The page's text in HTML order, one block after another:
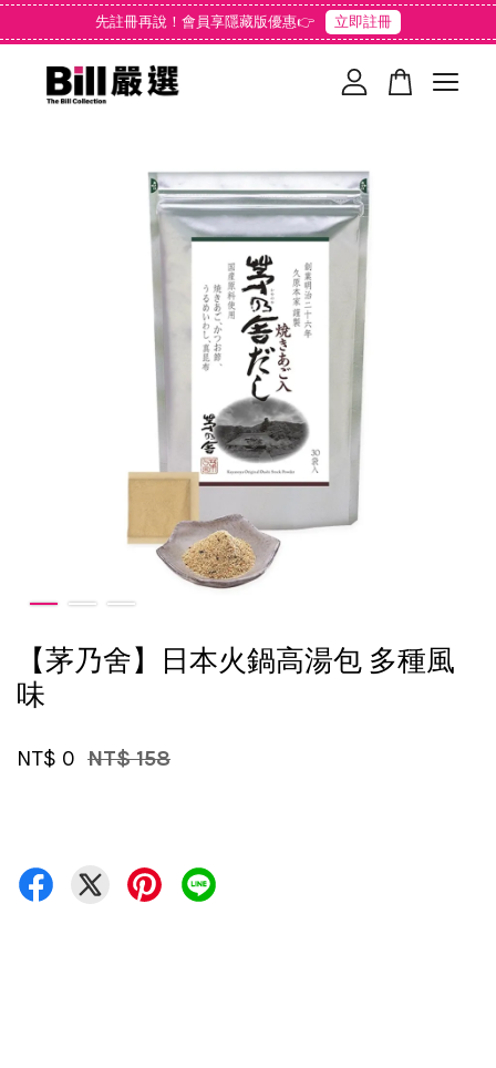
先註冊再說！會員享隱藏版優惠👉 立即註冊
【茅乃舍】日本火鍋高湯包 多種風
味
NT$ 0 NT$ 158
您的購物車目前還是空的。
繼續購物